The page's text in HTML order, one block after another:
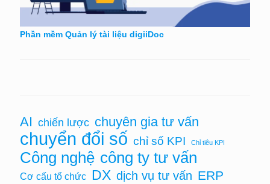
Phần mềm Quản lý tài liệu digiiDoc
AI chiến lược chuyên gia tư vấn
chuyển đổi số chỉ số KPI Chỉ tiêu KPI
Công nghệ công ty tư vấn
Cơ cấu tổ chức DX dịch vụ tư vấn ERP